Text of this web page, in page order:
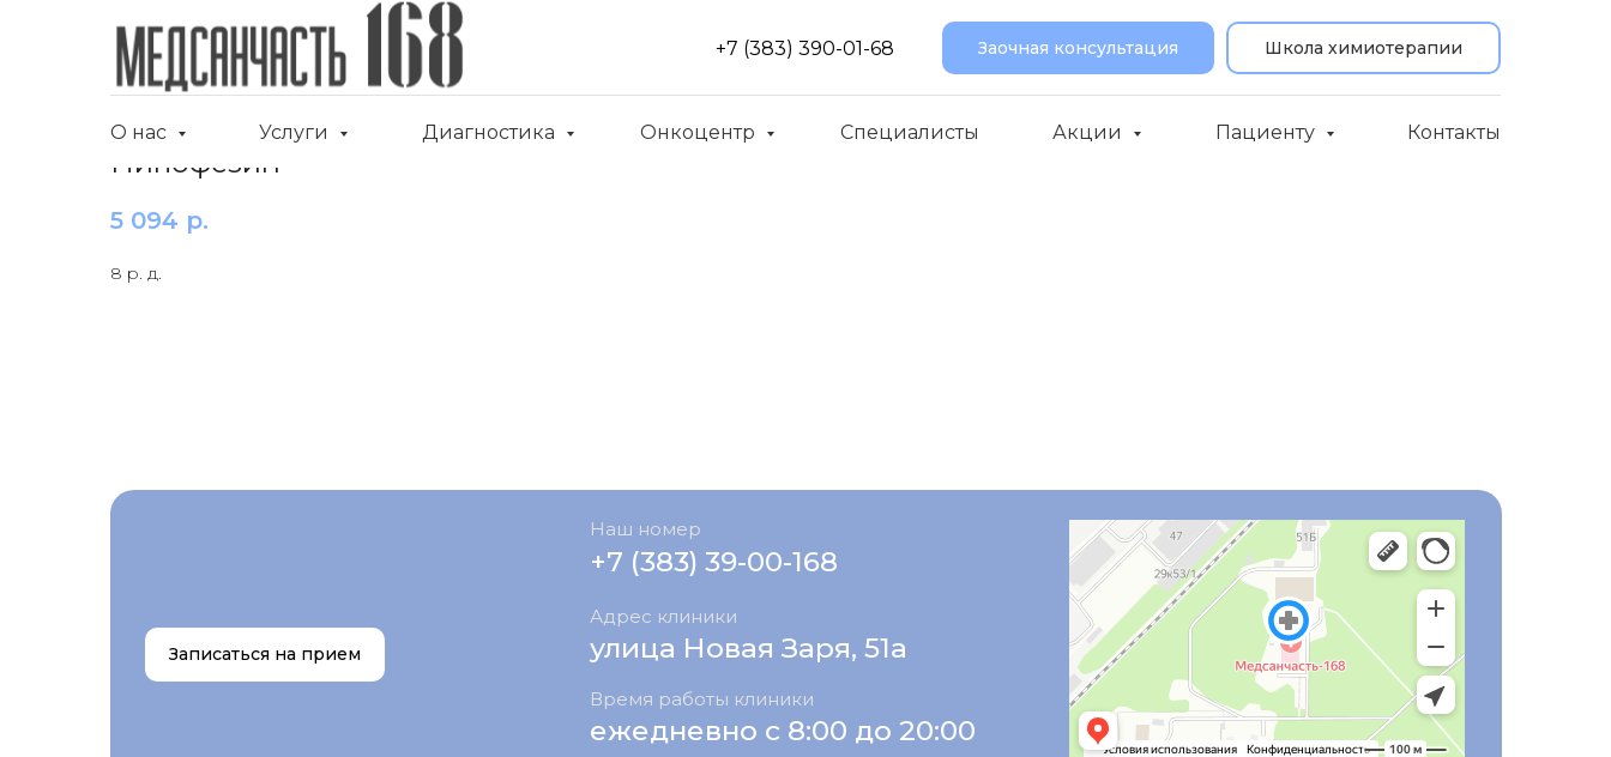
+7 (383) 390-01-68 Заочная консультация Школа химиотерапии
О нас Услуги Диагностика Онкоцентр Специалисты Акции Пациенту Контакты
Пипофезин
5 094 р.
8 р. д.
+7 (383) 39-00-168
Наш номер
ежедневно с 8:00 до 20:00
Время работы клиники
Адрес клиники
улица Новая Заря, 51а
Записаться на прием